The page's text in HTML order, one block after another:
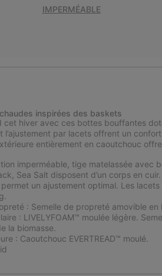
IMPERMÉABLE
inspirées des baskets
cet hiver avec ces bottes bouffantes
l’ajustement par lacets offrent un
entièrement en caoutchouc
imperméable, tige matelassée avec
Sea Salt disposent d’un corps en
un ajustement optimal. Les
: Semelle de propreté amovible
: LIVELYFOAM™ moulée légère.
la biomasse.
: Caoutchouc EVERTREAD™ moulé.